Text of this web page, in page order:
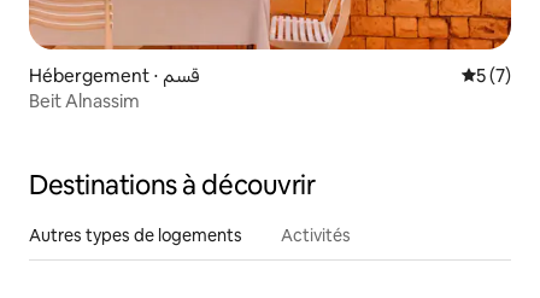
Hébergement ⋅ قسم
5 (7)
Beit Alnassim
Destinations à découvrir
Autres types de logements Activités